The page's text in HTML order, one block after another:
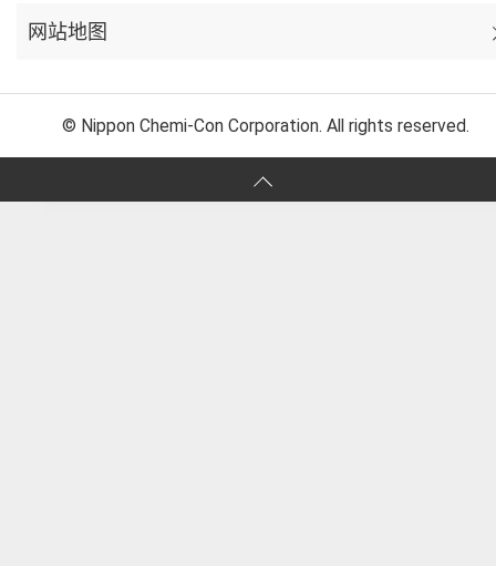
网站地图
© Nippon Chemi-Con Corporation. All rights reserved.